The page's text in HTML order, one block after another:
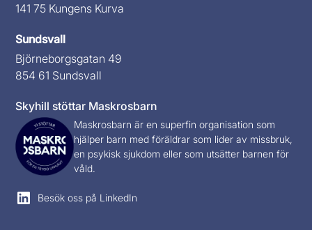
141 75 Kungens Kurva
Sundsvall
Björneborgsgatan 49
854 61 Sundsvall
Skyhill stöttar Maskrosbarn
Maskrosbarn är en superfin organisation som
hjälper barn med föräldrar som lider av missbruk,
en psykisk sjukdom eller som utsätter barnen för
våld.
Besök oss på LinkedIn